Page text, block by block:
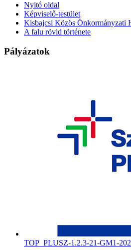
Nyitó oldal
Képviselő-testület
Kisbajcsi Közös Önkormányzati
A falu rövid története
Pályázatok
TOP_PLUSZ-1.2.3-21-GM1-